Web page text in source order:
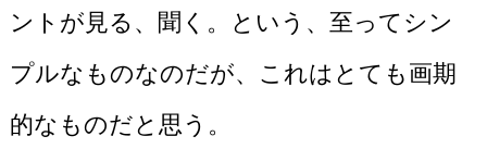
ントが見る、聞く。という、至ってシン
プルなものなのだが、これはとても画期
的なものだと思う。